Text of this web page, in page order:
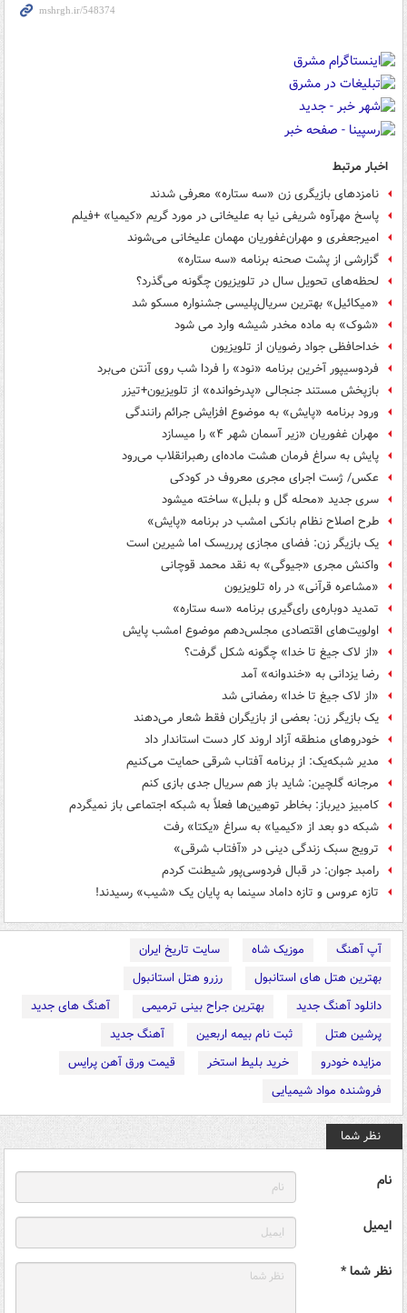
اخبار مرتبط
نامزدهای بازیگری زن «سه ستاره» معرفی شدند
پاسخ مهرآوه شریفی نیا به علیخانی در مورد گریم «کیمیا» +فیلم
امیرجعفری و مهران‌غفوریان مهمان علیخانی می‌شوند
گزارشی از پشت صحنه برنامه «سه ستاره»
لحظه‌های تحویل سال در تلویزیون چگونه می‌گذرد؟
«میکائیل» بهترین سریال‌پلیسی جشنواره مسکو شد
«شوک» به ماده مخدر شیشه وارد می شود
خداحافظی جواد رضویان از تلویزیون
فردوسی‎پور آخرین ‎برنامه «نود» را فردا شب روی آنتن می‌برد
بازپخش مستند جنجالی «پدرخوانده» از تلویزیون+تیزر
ورود برنامه «پایش» به موضوع افزایش جرائم رانندگی
مهران غفوریان «زیر آسمان شهر ۴» را می‎سازد
پایش به سراغ فرمان هشت ماده‌ای رهبرانقلاب می‌رود
عکس/ ژست اجرای مجری معروف در کودکی
سری جدید «محله گل و بلبل» ساخته می‎شود
طرح اصلاح نظام بانکی امشب در برنامه «پایش»
یک بازیگر زن: فضای مجازی پرریسک اما شیرین است
واکنش مجری «جیوگی» به نقد محمد قوچانی
«مشاعره قرآنی» در راه تلویزیون
تمدید دوباره‌ی رای‌گیری برنامه «سه ستاره»
اولویت‌های اقتصادی مجلس‌دهم موضوع امشب پایش
«از لاک جیغ تا خدا» چگونه شکل گرفت؟
رضا یزدانی به «خندوانه» آمد
«از لاک جیغ تا خدا» رمضانی شد
یک بازیگر زن: بعضی از بازیگران فقط شعار می‌دهند
خودروهای منطقه آزاد اروند کار دست استاندار داد
مدیر شبکه‌یک: از برنامه آفتاب شرقی حمایت می‌کنیم
مرجانه گلچین: شاید باز هم سریال جدی بازی کنم
کامبیز دیرباز: بخاطر توهین‌ها فعلاً به شبکه اجتماعی باز نمی‎گردم
شبکه دو بعد از «کیمیا» به سراغ «یکتا» رفت
ترویج سبک زندگی دینی در «آفتاب شرقی»
رامبد جوان: در قبال فردوسی‌پور شیطنت کردم
تازه عروس و تازه داماد سینما به پایان یک «شیب» رسیدند!
آپ آهنگ موزیک شاه
سایت تاریخ ایران
بهترین هتل های استانبول
رزرو هتل استانبول
دانلود آهنگ جدید
بهترین جراح بینی ترمیمی
آهنگ های جدید
پرشین هتل
ثبت نام بیمه اربعین
آهنگ جدید
مزایده خودرو
خرید بلیط استخر
قیمت ورق آهن پرایس
فروشنده مواد شیمیایی
نظر شما
نام
ایمیل
نظر شما *